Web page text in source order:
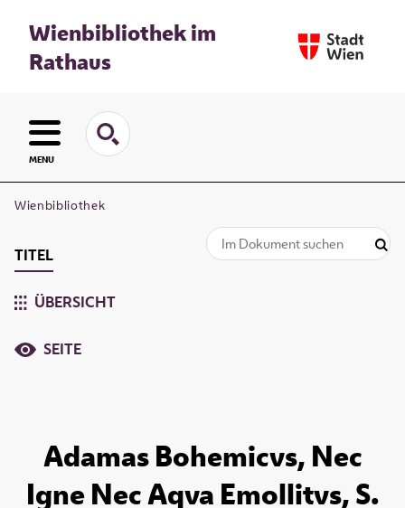
Wienbibliothek im
Rathaus
MENU
Wienbibliothek
TITEL
ÜBERSICHT
SEITE
Adamas Bohemicvs, Nec
Igne Nec Aqva Emollitvs, S.